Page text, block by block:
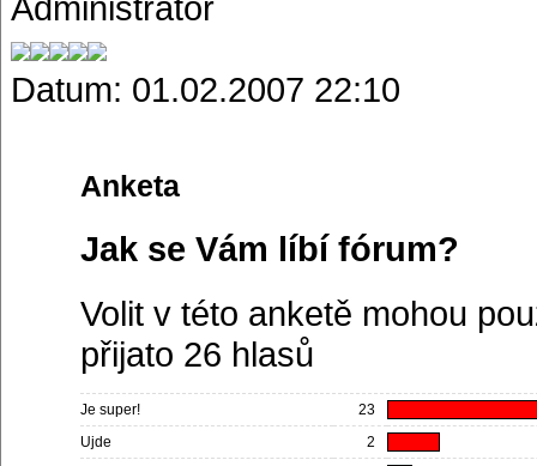
Administrátor
Datum: 01.02.2007 22:10
Anketa
Jak se Vám líbí fórum?
Volit v této anketě mohou
přijato 26 hlasů
Je super!
23
Ujde
2